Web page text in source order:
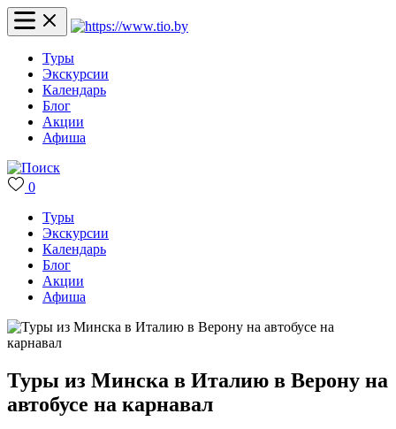
Туры
Экскурсии
Календарь
Блог
Акции
Афиша
0
Туры
Экскурсии
Календарь
Блог
Акции
Афиша
Туры из Минска в Италию в Верону на
автобусе на карнавал